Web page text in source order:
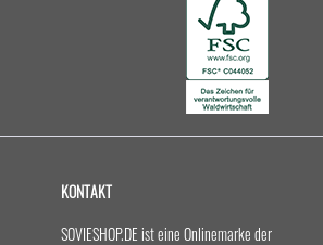
KONTAKT
SOVIESHOP.DE ist eine Onlinemarke der